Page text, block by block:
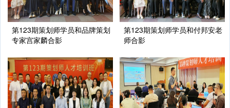
第123期策划师学员和品牌策划
专家宫家麟合影
第123期策划师学员和付邦安老
师合影